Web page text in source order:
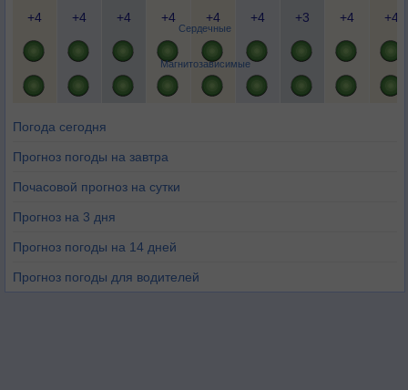
Сердечные
Магнитозависимые
+4 +4 +4 +4 +4 +4 +3 +4 +4
Погода сегодня
Прогноз погоды на завтра
Почасовой прогноз на сутки
Прогноз на 3 дня
Прогноз погоды на 14 дней
Прогноз погоды для водителей